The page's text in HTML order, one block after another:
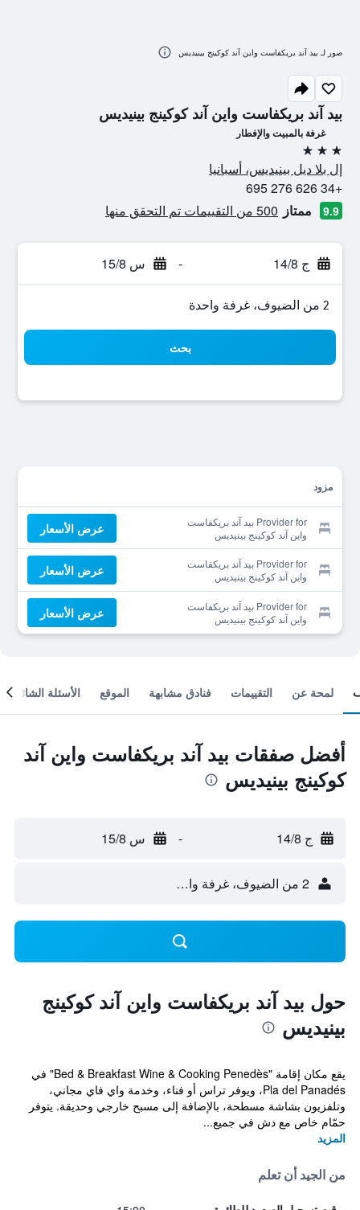
بيد آند بريكفاست واين آند كوكينج بينيديس
غرفة بالمبيت والإفطار
3 نجوم
إل بلا ديل بينيديس، أسبانيا
+34 626 276 695
9.9 ممتاز 500 من التقييمات تم التحقق منها
ج 14/8 - س 15/8
2 من الضيوف، غرفة واحدة
بحث
مزود
Provider for بيد آند بريكفاست
واين آند كوكينج بينيديس
عرض الأسعار
Provider for بيد آند بريكفاست
واين آند كوكينج بينيديس
عرض الأسعار
Provider for بيد آند بريكفاست
واين آند كوكينج بينيديس
عرض الأسعار
صور لـ بيد آند بريكفاست واين آند كوكينج بينيديس
لمحة عن التقييمات فنادق مشابهة الموقع الأسئلة الشائعة
أفضل صفقات بيد آند بريكفاست واين آند
كوكينج بينيديس
ج 14/8 - س 15/8
2 من الضيوف، غرفة واحدة
حول بيد آند بريكفاست واين آند كوكينج
بينيديس
يقع مكان إقامة "Bed & Breakfast Wine & Cooking Penedès" في
Pla del Panadés، ويوفر تراس أو فناء، وخدمة واي فاي مجاني،
وتلفزيون بشاشة مسطحة، بالإضافة إلى مسبح خارجي وحديقة. يتوفر
حمّام خاص مع دش في جميع...
المزيد
من الجيد أن تعلم